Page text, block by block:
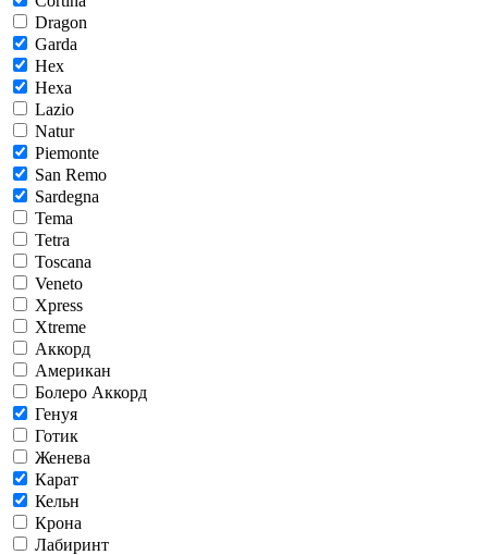
Dragon
Garda
Hex
Hexa
Lazio
Natur
Piemonte
San Remo
Sardegna
Tema
Tetra
Toscana
Veneto
Xpress
Xtreme
Аккорд
Американ
Болеро Аккорд
Генуя
Готик
Женева
Карат
Кельн
Крона
Лабиринт